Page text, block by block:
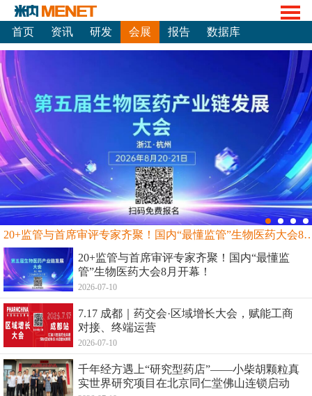
首页 资讯 研发 会展 报告 数据库
20+监管与首席审评专家齐聚！国内“最
20+监管与首席审评专家齐聚！国内“最懂监
管”生物医药大会8月开幕！
2026-07-10
7.17 成都｜药交会·区域增长大会，赋能工商
对接、终端运营
2026-07-10
千年经方遇上“研究型药店”——小柴胡颗粒真
实世界研究项目在北京同仁堂佛山连锁启动